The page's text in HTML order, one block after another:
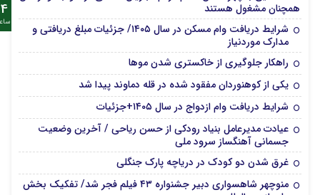
همچنان مشغول هستند
شرایط دریافت وام مسکن در سال ۱۴۰۵/ جزئیات مبلغ دریافتی و
مدارک موردنیاز
راهکار جلوگیری از خاکستری شدن موها
یکی از کوهنوردان مفقود شده در قله دماوند پیدا شد
شرایط دریافت وام ازدواج در سال ۱۴۰۵+جزئیات
عیادت مدیرعامل بنیاد رودکی از حسن ریاحی / آخرین وضعیت
جسمانی آهنگساز سرود ملی
غرق شدن دو کودک در دریاچه پارک جنگلی
منوچهر شاهسواری دبیر جشنواره ۴۳ فیلم فجر شد/ تفکیک بخش